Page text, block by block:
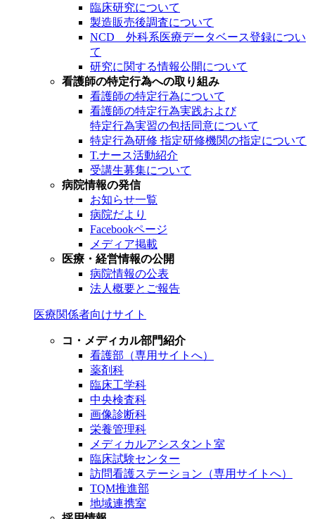
臨床研究について
製造販売後調査について
NCD 外科系医療データベース登録につい
て
研究に関する情報公開について
看護師の特定行為への取り組み
看護師の特定行為について
看護師の特定行為実践および
特定行為実習の包括同意について
特定行為研修 指定研修機関の指定について
T.ナース活動紹介
受講生募集について
病院情報の発信
お知らせ一覧
病院だより
Facebookページ
メディア掲載
医療・経営情報の公開
病院情報の公表
法人概要とご報告
医療関係者向けサイト
コ・メディカル部門紹介
看護部（専用サイトへ）
薬剤科
臨床工学科
中央検査科
画像診断科
栄養管理科
メディカルアシスタント室
臨床試験センター
訪問看護ステーション（専用サイトへ）
TQM推進部
地域連携室